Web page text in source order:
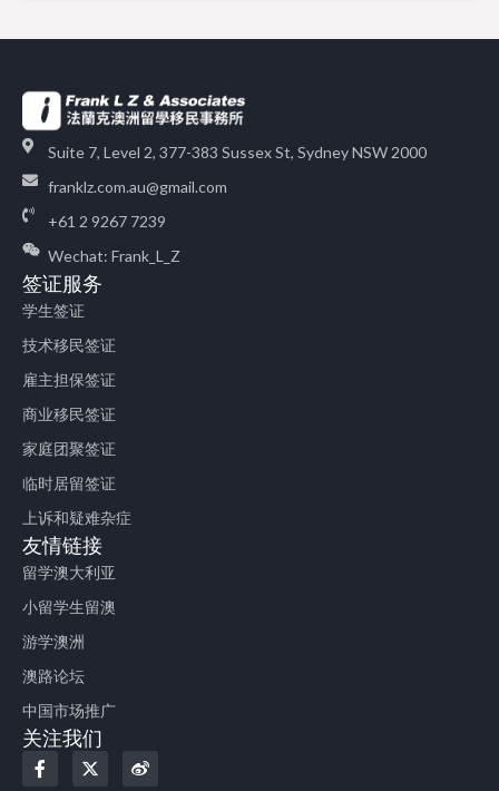
Suite 7, Level 2, 377-383 Sussex St, Sydney NSW 2000
franklz.com.au@gmail.com
+61 2 9267 7239
Wechat: Frank_L_Z
签证服务
学生签证
技术移民签证
雇主担保签证
商业移民签证
家庭团聚签证
临时居留签证
上诉和疑难杂症
友情链接
留学澳大利亚
小留学生留澳
游学澳洲
澳路论坛
中国市场推广
关注我们
F
a
X
-
W
e